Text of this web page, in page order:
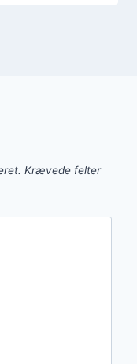
Krævede felter